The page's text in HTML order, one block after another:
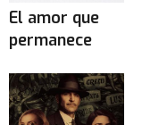
El amor que
permanece